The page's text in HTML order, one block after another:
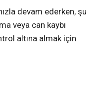
devam ederken, şu
veya can kaybı
altına almak için